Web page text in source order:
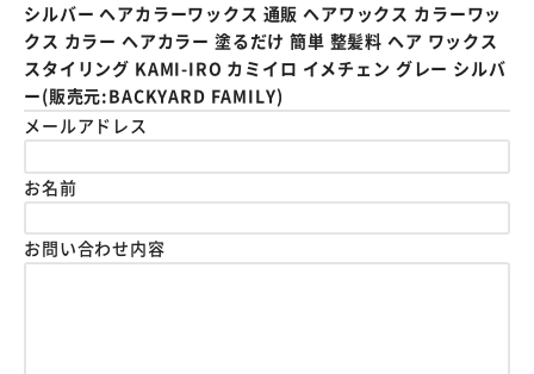
シルバー ヘアカラーワックス 通販 ヘアワックス カラーワッ
クス カラー ヘアカラー 塗るだけ 簡単 整髪料 ヘア ワックス
スタイリング KAMI-IRO カミイロ イメチェン グレー シルバ
ー(販売元:BACKYARD FAMILY)
メールアドレス
お名前
お問い合わせ内容